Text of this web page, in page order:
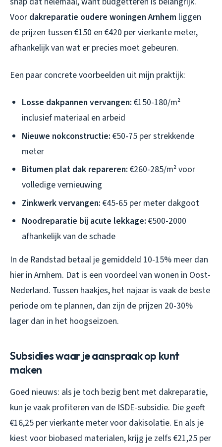
Voor dakreparatie oudere woningen Arnhem liggen
de prijzen tussen €150 en €420 per vierkante meter,
afhankelijk van wat er precies moet gebeuren.
Een paar concrete voorbeelden uit mijn praktijk:
Losse dakpannen vervangen: €150-180/m²
inclusief materiaal en arbeid
Nieuwe nokconstructie: €50-75 per strekkende
meter
Bitumen plat dak repareren: €260-285/m² voor
volledige vernieuwing
Zinkwerk vervangen: €45-65 per meter dakgoot
Noodreparatie bij acute lekkage: €500-2000
afhankelijk van de schade
In de Randstad betaal je gemiddeld 10-15% meer dan
hier in Arnhem. Dat is een voordeel van wonen in Oost-
Nederland. Tussen haakjes, het najaar is vaak de beste
periode om te plannen, dan zijn de prijzen 20-30%
lager dan in het hoogseizoen.
Subsidies waar je aanspraak op kunt
maken
Goed nieuws: als je toch bezig bent met dakreparatie,
kun je vaak profiteren van de ISDE-subsidie. Die geeft
€16,25 per vierkante meter voor dakisolatie. En als je
kiest voor biobased materialen, krijg je zelfs €21,25 per